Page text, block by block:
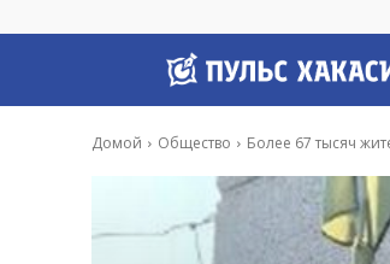
Домой Общество Более 67 тысяч